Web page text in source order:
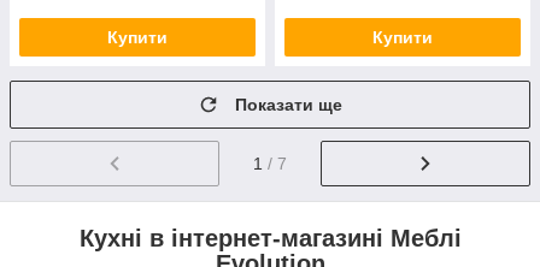
Купити Купити
Показати ще
1 / 7
Кухні в інтернет-магазині Меблі